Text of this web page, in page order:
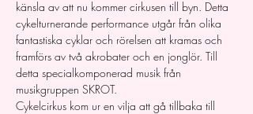
känsla av att nu kommer cirkusen till byn. Detta
cykelturnerande performance utgår från olika
fantastiska cyklar och rörelsen att kramas och
framförs av två akrobater och en jonglör. Till
detta specialkomponerad musik från
musikgruppen SKROT.
Cykelcirkus kom ur en vilja att gå tillbaka till